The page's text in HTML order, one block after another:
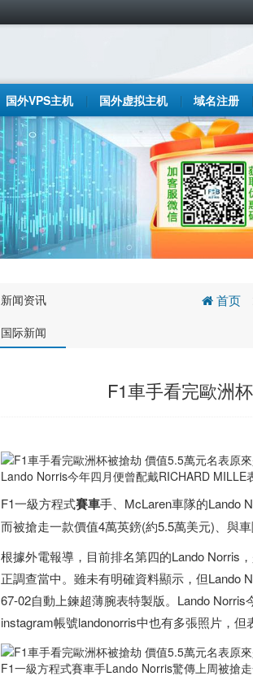
国外VPS主机 国外虚拟主机 域名注册
新闻资讯
国际新闻
首页
F1車手看完歐洲
Lando Norris今年四月便曾配戴RICHARD
F1一級方程式賽車手、McLaren車隊的Lando
而被搶走一款價值4萬英鎊(約5.5萬美元)、與車
根據外電報導，目前排名第四的Lando Norris
正調查當中。雖未有明確資料顯示，但Lando
67-02自動上鍊超薄腕表特製版。Lando
instagram帳號landonorris中也有多張照片，但
F1一級方程式賽車手Lando Norris驚傳上周被搶